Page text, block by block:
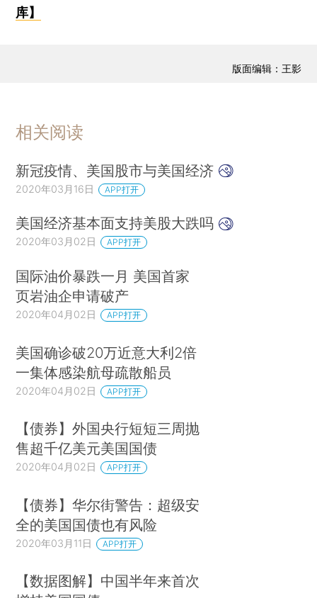
库】
版面编辑：王影
相关阅读
新冠疫情、美国股市与美国经济
2020年03月16日 APP打开
美国经济基本面支持美股大跌吗
2020年03月02日 APP打开
国际油价暴跌一月 美国首家
页岩油企申请破产
2020年04月02日 APP打开
美国确诊破20万近意大利2倍
一集体感染航母疏散船员
2020年04月02日 APP打开
【债券】外国央行短短三周抛
售超千亿美元美国国债
2020年04月02日 APP打开
【债券】华尔街警告：超级安
全的美国国债也有风险
2020年03月11日 APP打开
【数据图解】中国半年来首次